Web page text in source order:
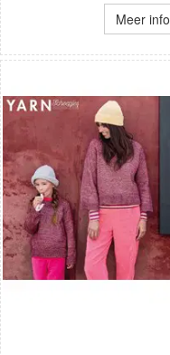
Meer info